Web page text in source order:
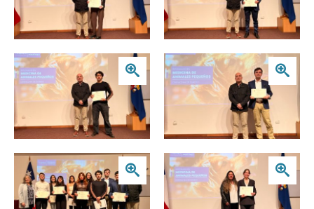
Zoom Zoom
Zoom Zoom